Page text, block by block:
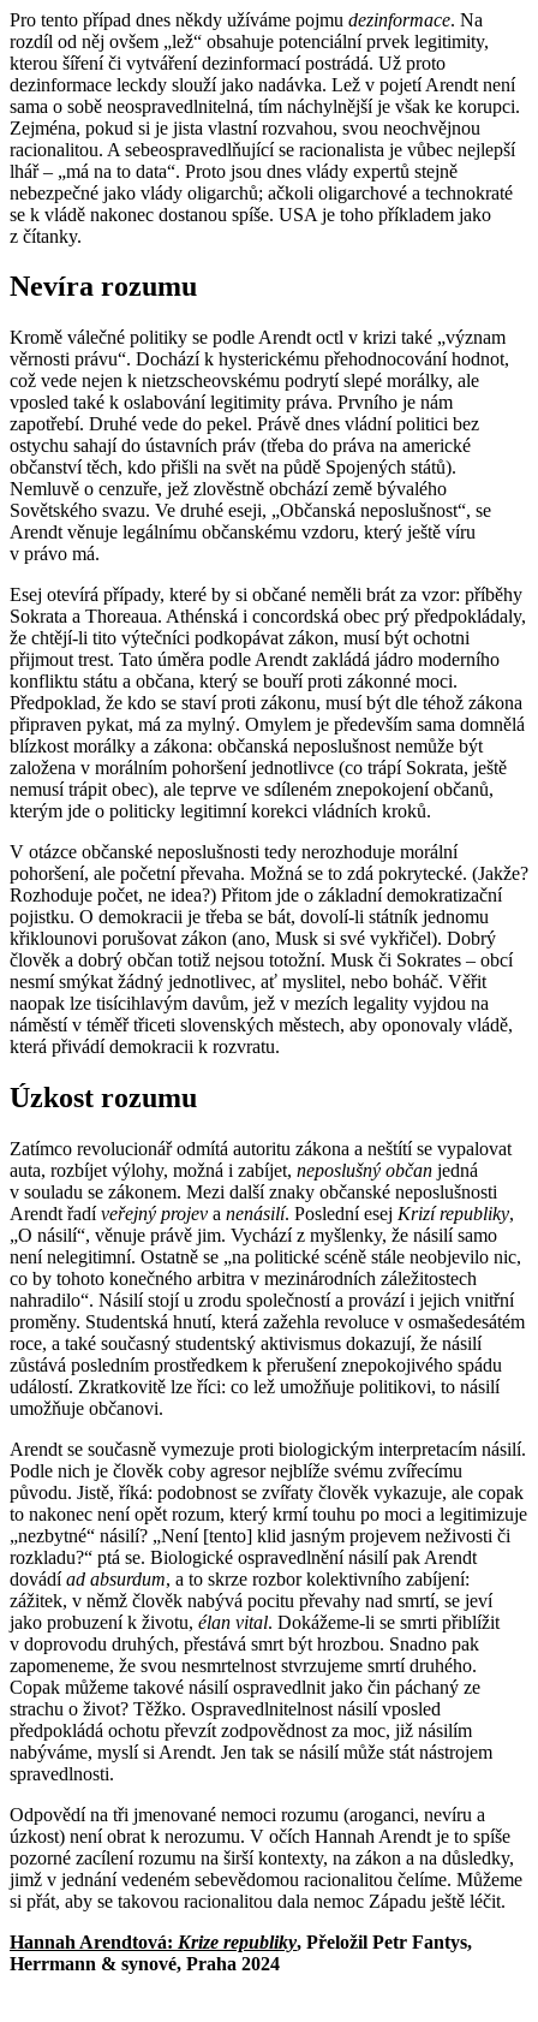
Pro tento případ dnes někdy užíváme pojmu dezinformace. Na
rozdíl od něj ovšem „lež“ obsahuje potenciální prvek legitimity,
kterou šíření či vytváření dezinformací postrádá. Už proto
dezinformace leckdy slouží jako nadávka. Lež v pojetí Arendt není
sama o sobě neospravedlnitelná, tím náchylnější je však ke korupci.
Zejména, pokud si je jista vlastní rozvahou, svou neochvějnou
racionalitou. A sebeospravedlňující se racionalista je vůbec nejlepší
lhář – „má na to data“. Proto jsou dnes vlády expertů stejně
nebezpečné jako vlády oligarchů; ačkoli oligarchové a technokraté
se k vládě nakonec dostanou spíše. USA je toho příkladem jako
z čítanky.
Nevíra rozumu
Kromě válečné politiky se podle Arendt octl v krizi také „význam
věrnosti právu“. Dochází k hysterickému přehodnocování hodnot,
což vede nejen k nietzscheovskému podrytí slepé morálky, ale
vposled také k oslabování legitimity práva. Prvního je nám
zapotřebí. Druhé vede do pekel. Právě dnes vládní politici bez
ostychu sahají do ústavních práv (třeba do práva na americké
občanství těch, kdo přišli na svět na půdě Spojených států).
Nemluvě o cenzuře, jež zlověstně obchází země bývalého
Sovětského svazu. Ve druhé eseji, „Občanská neposlušnost“, se
Arendt věnuje legálnímu občanskému vzdoru, který ještě víru
v právo má.
Esej otevírá případy, které by si občané neměli brát za vzor: příběhy
Sokrata a Thoreaua. Athénská i concordská obec prý předpokládaly,
že chtějí-li tito výtečníci podkopávat zákon, musí být ochotni
přijmout trest. Tato úměra podle Arendt zakládá jádro moderního
konfliktu státu a občana, který se bouří proti zákonné moci.
Předpoklad, že kdo se staví proti zákonu, musí být dle téhož zákona
připraven pykat, má za mylný. Omylem je především sama domnělá
blízkost morálky a zákona: občanská neposlušnost nemůže být
založena v morálním pohoršení jednotlivce (co trápí Sokrata, ještě
nemusí trápit obec), ale teprve ve sdíleném znepokojení občanů,
kterým jde o politicky legitimní korekci vládních kroků.
V otázce občanské neposlušnosti tedy nerozhoduje morální
pohoršení, ale početní převaha. Možná se to zdá pokrytecké. (Jakže?
Rozhoduje počet, ne idea?) Přitom jde o základní demokratizační
pojistku. O demokracii je třeba se bát, dovolí-li státník jednomu
křiklounovi porušovat zákon (ano, Musk si své vykřičel). Dobrý
člověk a dobrý občan totiž nejsou totožní. Musk či Sokrates – obcí
nesmí smýkat žádný jednotlivec, ať myslitel, nebo boháč. Věřit
naopak lze tisícihlavým davům, jež v mezích legality vyjdou na
náměstí v téměř třiceti slovenských městech, aby oponovaly vládě,
která přivádí demokracii k rozvratu.
Úzkost rozumu
Zatímco revolucionář odmítá autoritu zákona a neštítí se vypalovat
auta, rozbíjet výlohy, možná i zabíjet, neposlušný občan jedná
v souladu se zákonem. Mezi další znaky občanské neposlušnosti
Arendt řadíveřejný projev a nenásilí. Poslední esej Krizí republiky,
„O násilí“, věnuje právě jim. Vychází z myšlenky, že násilí samo
není nelegitimní. Ostatně se „na politické scéně stále neobjevilo nic,
co by tohoto konečného arbitra v mezinárodních záležitostech
nahradilo“. Násilí stojí u zrodu společností a provází i jejich vnitřní
proměny. Studentská hnutí, která zažehla revoluce v osmašedesátém
roce, a také současný studentský aktivismus dokazují, že násilí
zůstává posledním prostředkem k přerušení znepokojivého spádu
událostí. Zkratkovitě lze říci: co lež umožňuje politikovi, to násilí
umožňuje občanovi.
Arendt se současně vymezuje proti biologickým interpretacím násilí.
Podle nich je člověk coby agresor nejblíže svému zvířecímu
původu. Jistě, říká: podobnost se zvířaty člověk vykazuje, ale copak
to nakonec není opět rozum, který krmí touhu po moci a legitimizuje
„nezbytné“ násilí? „Není [tento] klid jasným projevem neživosti či
rozkladu?“ ptá se. Biologické ospravedlnění násilí pak Arendt
dovádíad absurdum, a to skrze rozbor kolektivního zabíjení:
zážitek, v němž člověk nabývá pocitu převahy nad smrtí, se jeví
jako probuzení k životu, élan vital. Dokážeme-li se smrti přiblížit
v doprovodu druhých, přestává smrt být hrozbou. Snadno pak
zapomeneme, že svou nesmrtelnost stvrzujeme smrtí druhého.
Copak můžeme takové násilí ospravedlnit jako čin páchaný ze
strachu o život? Těžko. Ospravedlnitelnost násilí vposled
předpokládá ochotu převzít zodpovědnost za moc, již násilím
nabýváme, myslí si Arendt. Jen tak se násilí může stát nástrojem
spravedlnosti.
Odpovědí na tři jmenované nemoci rozumu (aroganci, nevíru a
úzkost) není obrat k nerozumu. V očích Hannah Arendt je to spíše
pozorné zacílení rozumu na širší kontexty, na zákon a na důsledky,
jimž v jednání vedeném sebevědomou racionalitou čelíme. Můžeme
si přát, aby se takovou racionalitou dala nemoc Západu ještě léčit.
Hannah Arendtová: Krize republiky, Přeložil Petr Fantys,
Herrmann & synové, Praha 2024